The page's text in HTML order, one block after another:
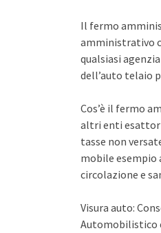
Il fermo
amministrativo
qualsiasi
dell’auto telaio
Cos’è il fermo
altri enti
tasse non
mobile esempio
circolazione e
Visura auto:
Automobilistico